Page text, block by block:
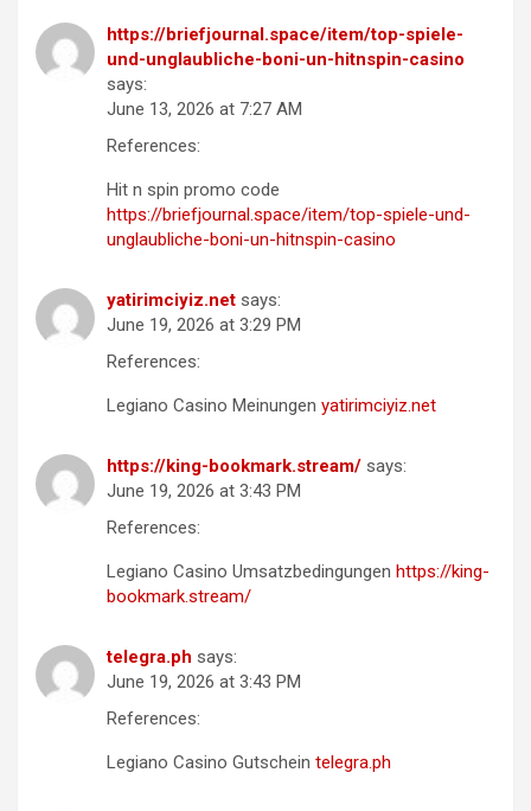
https://briefjournal.space/item/top-spiele-
und-unglaubliche-boni-un-hitnspin-casino
says:
June 13, 2026 at 7:27 AM
References:
Hit n spin promo code
https://briefjournal.space/item/top-spiele-und-
unglaubliche-boni-un-hitnspin-casino
yatirimciyiz.net says:
June 19, 2026 at 3:29 PM
References:
Legiano Casino Meinungen yatirimciyiz.net
https://king-bookmark.stream/ says:
June 19, 2026 at 3:43 PM
References:
Legiano Casino Umsatzbedingungen https://king-
bookmark.stream/
telegra.ph says:
June 19, 2026 at 3:43 PM
References:
Legiano Casino Gutschein telegra.ph